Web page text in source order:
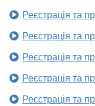
Реєстрація та
Реєстрація та
Реєстрація та
Реєстрація та
Реєстрація та